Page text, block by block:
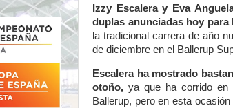
Izzy Escalera y Eva
duplas anunciadas hoy
la tradicional carrera de año
de diciembre en el Ballerup
Escalera ha mostrado
otoño,ya que ha corrido
Ballerup, pero en esta ocasión